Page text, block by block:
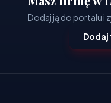
Dodaj ją do portalu i
Dodaj